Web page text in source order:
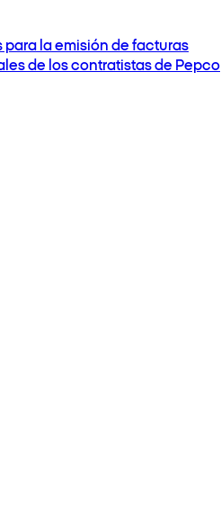
la emisión de facturas
de los contratistas de Pepco